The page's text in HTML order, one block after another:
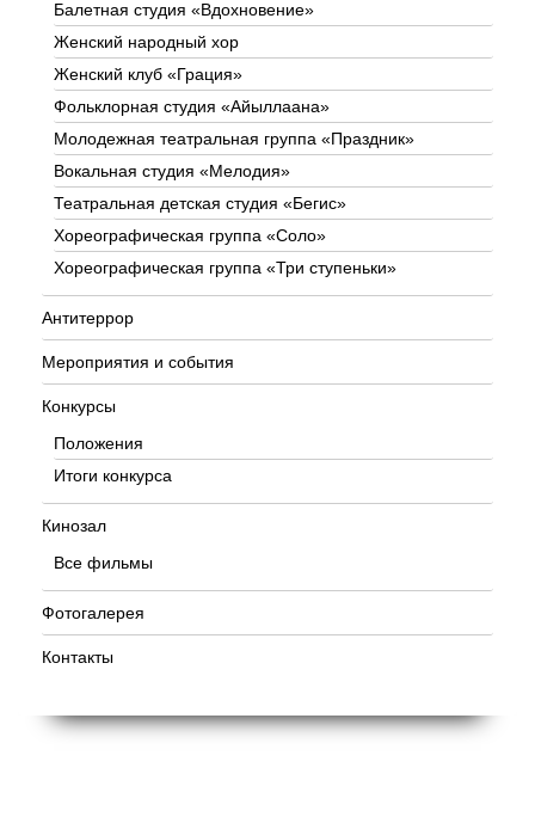
Балетная студия «Вдохновение»
Женский народный хор
Женский клуб «Грация»
Фольклорная студия «Айыллаана»
Молодежная театральная группа «Праздник»
Вокальная студия «Мелодия»
Театральная детская студия «Бегис»
Хореографическая группа «Соло»
Хореографическая группа «Три ступеньки»
Антитеррор
Мероприятия и события
Конкурсы
Положения
Итоги конкурса
Кинозал
Все фильмы
Фотогалерея
Контакты